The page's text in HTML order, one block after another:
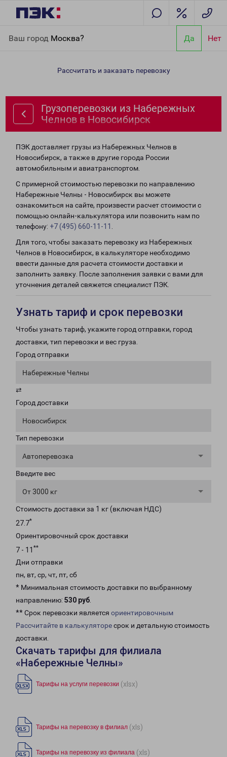
Ваш город Москва? Да Нет
Челнов в Новосибирск
Рассчитать и заказать перевозку
Грузоперевозки из Набережных
Челнов в Новосибирск
ПЭК доставляет грузы из Набережных Челнов в
Новосибирск, а также в другие города России
автомобильным и авиатранспортом.
С примерной стоимостью перевозки по направлению
Набережные Челны - Новосибирск вы можете
ознакомиться на сайте, произвести расчет стоимости с
помощью онлайн-калькулятора или позвонить нам по
телефону: +7 (495) 660-11-11
Для того, чтобы заказать перевозку из Набережных
Челнов в Новосибирск, в калькуляторе необходимо
ввести данные для расчета стоимости доставки и
заполнить заявку. После заполнения заявки с вами для
уточнения деталей свяжется специалист ПЭК.
Узнать тариф и срок перевозки
Чтобы узнать тариф, укажите город отправки, город
доставки, тип перевозки и вес груза.
Город отправки
Набережные Челны
⇄
Город доставки
Новосибирск
Тип перевозки
Автоперевозка
Введите вес
От 3000 кг
Стоимость доставки за 1 кг (включая НДС)
27.7*
Ориентировочный срок доставки
7 - 11 **
Дни отправки
пн, вт, ср, чт, пт, сб
* Минимальная стоимость доставки по выбранному
направлению: 530 руб.
** Срок перевозки является ориентировочным
Рассчитайте в калькуляторесрок и детальную стоимость
доставки.
Скачать тарифы для филиала
«Набережные Челны»
Тарифы на услуги перевозки (xlsx)
Тарифы на перевозку в филиал (xls)
Тарифы на перевозку из филиала (xls)